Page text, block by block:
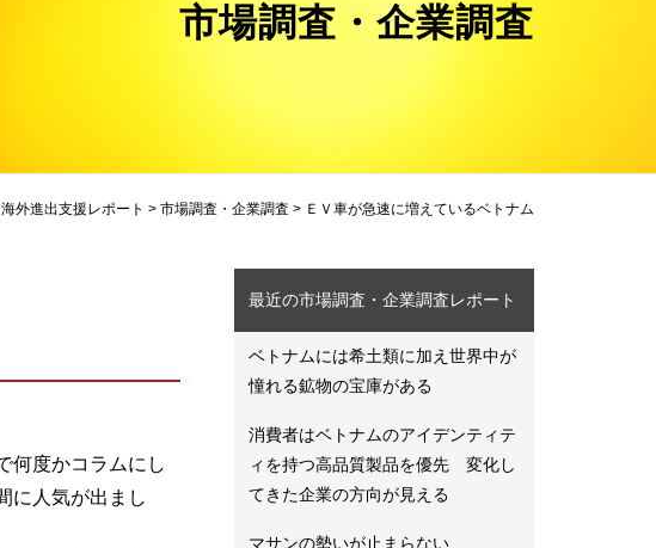
市場調査・企業調査
海外進出支援レポート > 市場調査・企業調査 > ＥＶ車が急速に増えているベトナム
何度かコラムにし
に人気が出まし
最近の市場調査・企業調査レポート
ベトナムには希土類に加え世界中が
憧れる鉱物の宝庫がある
消費者はベトナムのアイデンティテ
ィを持つ高品質製品を優先 変化し
てきた企業の方向が見える
マサンの勢いが止まらない